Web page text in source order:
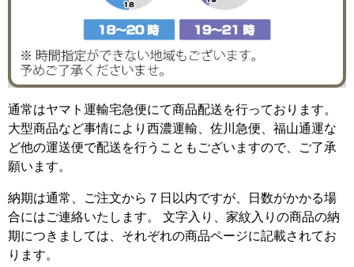
通常はヤマト運輸宅急便にて商品配送を行っております。
大型商品など事情により西濃運輸、佐川急便、福山通運な
ど他の運送便で配送を行うこともございますので、ご了承
願います。
納期は通常、ご注文から７日以内ですが、日数がかかる場
合にはご連絡いたします。 文字入り、家紋入りの商品の納
期につきましては、それぞれの商品ページに記載されてお
ります。